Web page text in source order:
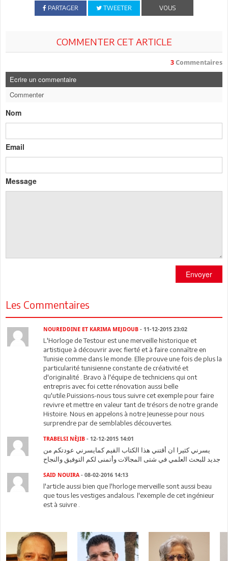
PARTAGER TWEETER
VOUS
COMMENTER CET ARTICLE
3 Commentaires
Ecrire un commentaire
Commenter
Nom
Email
Message
Envoyer
Les Commentaires
NOUREDDINE ET KARIMA MEJDOUB - 11-12-2015 23:02
L'Horloge de Testour est une merveille historique et
artistique à découvrir avec fierté et à faire connaître en
Tunisie comme dans le monde. Elle prouve une fois de plus la
particularité tunisienne constante de créativité et
d'originalité . Bravo à l'équipe de techniciens qui ont
entrepris avec foi cette rénovation aussi belle
qu'utile.Puissions-nous tous suivre cet exemple pour faire
revivre et mettre en valeur tant de trésors de notre grande
Histoire. Nous en appelons à notre Jeunesse pour nous
surprendre par de semblables découvertes.
TRABELSI NÈJIB - 12-12-2015 14:01
يسرني كثيرا ان أقتني هذا الكتاب القيم كمايسرني عودتكم من
جديد للبحث العلمي في شتى المجالات وأتمنى لكم التوفيق والنجاح
SAID NOUIRA - 08-02-2016 14:13
l'article aussi bien que l'horloge merveille sont aussi beau
que tous les vestiges andalous. l'exemple de cet ingénieur
est à suivre .